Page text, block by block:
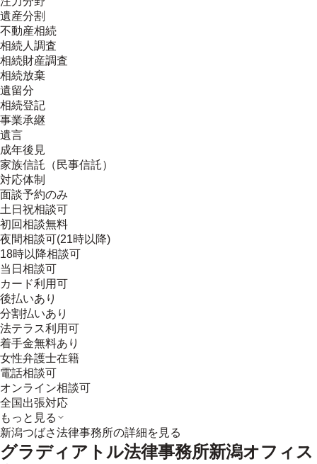
遺産分割
不動産相続
相続人調査
相続財産調査
相続放棄
遺留分
相続登記
事業承継
遺言
成年後見
家族信託（民事信託）
対応体制
面談予約のみ
土日祝相談可
初回相談無料
夜間相談可(21時以降)
18時以降相談可
当日相談可
カード利用可
後払いあり
分割払いあり
法テラス利用可
着手金無料あり
女性弁護士在籍
電話相談可
オンライン相談可
全国出張対応
もっと見る
新潟つばさ法律事務所の詳細を見る
グラディアトル法律事務所新潟オフィス